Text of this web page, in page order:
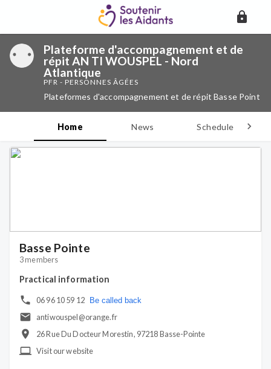
Plateforme d'accompagnement et de
répit AN TI WOUSPEL - Nord
Atlantique
PFR - PERSONNES ÂGÉES
Plateformes d'accompagnement et de répit Basse Point
Home News Schedule
Basse Pointe
3 members
Practical information
06 96 10 59 12 Be called back
antiwouspel@orange.fr
26 Rue Du Docteur Morestin, 97218 Basse-Pointe
Visit our website